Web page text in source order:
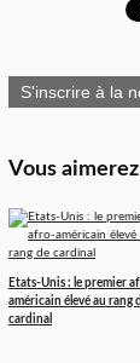
S'inscrire à la
Vous
Etats-Unis : le premier
américain élevé au rang
cardinal